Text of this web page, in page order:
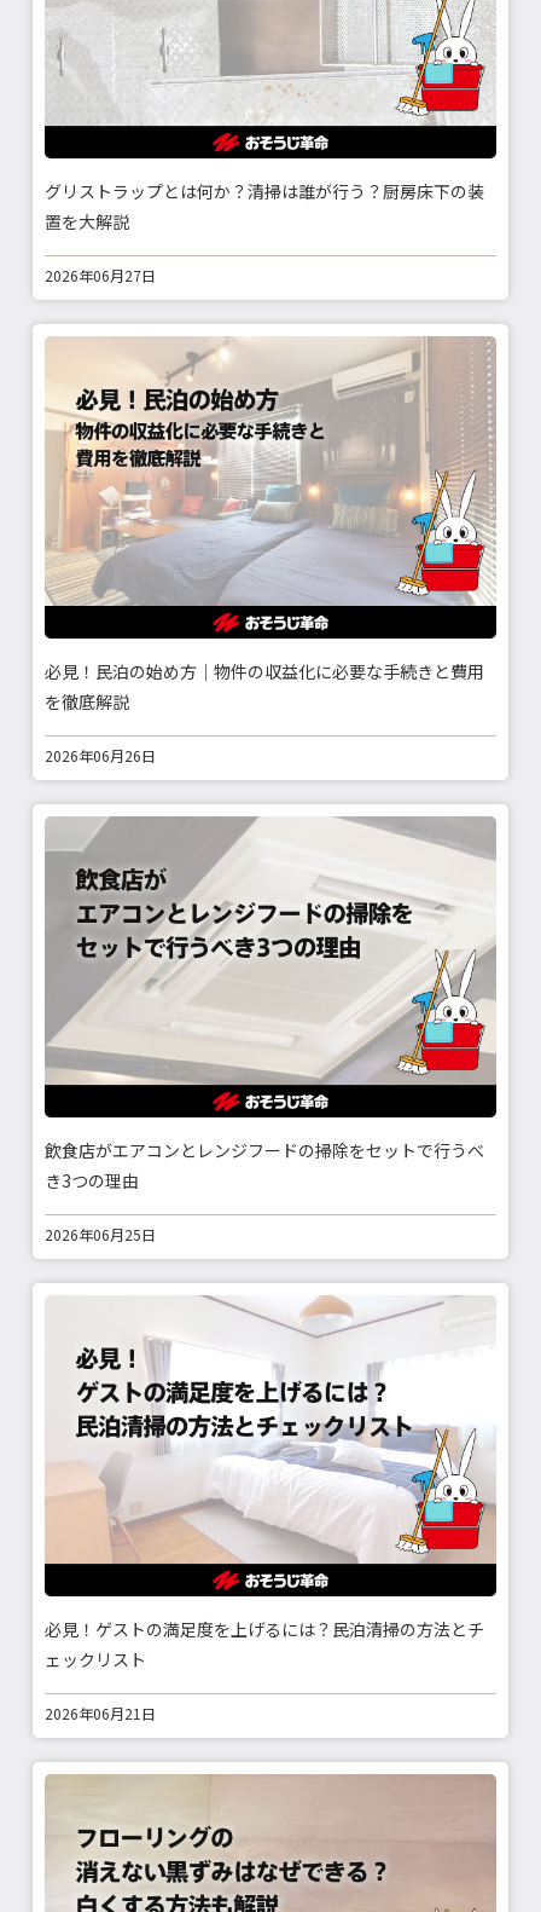
グリストラップとは何か？清掃は誰が行う？厨房床下の装
置を大解説
2026年06月27日
必見！民泊の始め方｜物件の収益化に必要な手続きと費用
を徹底解説
2026年06月26日
飲食店がエアコンとレンジフードの掃除をセットで行うべ
き3つの理由
2026年06月25日
必見！ゲストの満足度を上げるには？民泊清掃の方法とチ
ェックリスト
2026年06月21日